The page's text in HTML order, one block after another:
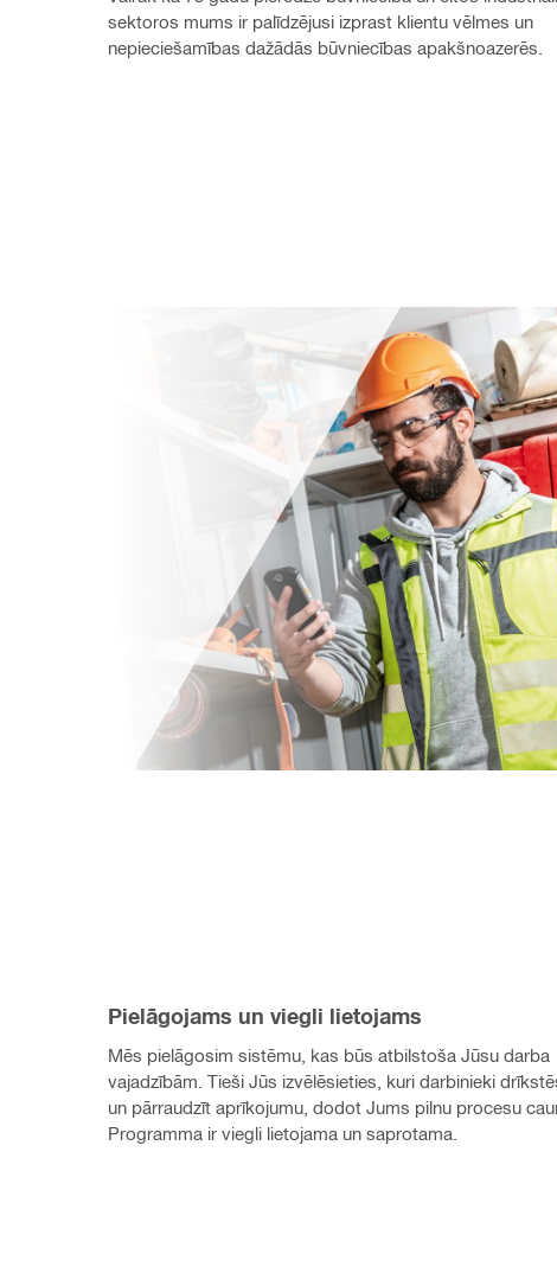
sektoros mums ir palīdzējusi izprast klientu vēlmes un
nepieciešamības dažādās būvniecības apakšnoazerēs.
Pielāgojams un viegli lietojams
Mēs pielāgosim sistēmu, kas būs atbilstoša Jūsu darba
vajadzībām. Tieši Jūs izvēlēsieties, kuri darbinieki
un pārraudzīt aprīkojumu, dodot Jums pilnu procesu
Programma ir viegli lietojama un saprotama.